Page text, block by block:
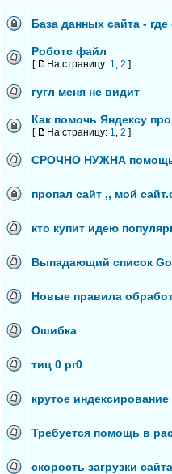
База данных сайта -
Роботс файл
[ На страницу: 1, 2 ]
гугл меня не видит
Как помочь Яндексу
[ На страницу: 1, 2 ]
СРОЧНО НУЖНА
пропал сайт ,, мой
кто купит идею
Выпадающий список
Новые правила
Ошибка
тиц 0 pr0
крутое индексирование
Требуется помощь в
скорость загрузки сайта